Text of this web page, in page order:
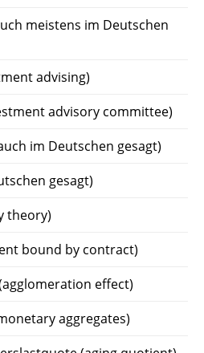
meistens im Deutschen
advising)
advisory committee)
im Deutschen gesagt)
gesagt)
theory)
bound by contract)
effect)
aggregates)